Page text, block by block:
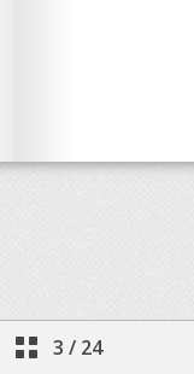
3 / 24